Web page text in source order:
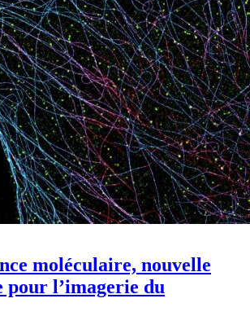
moléculaire, nouvelle
pour l’imagerie du